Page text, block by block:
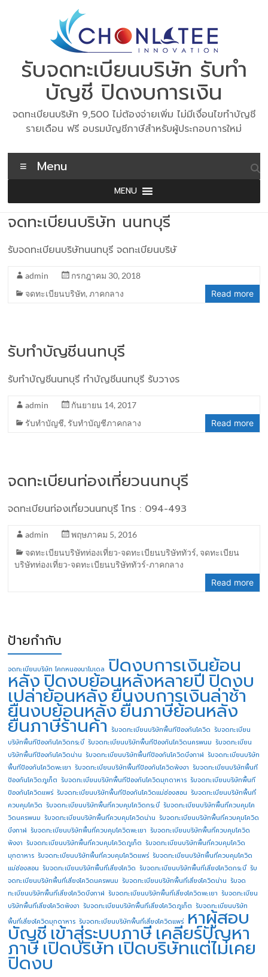
รับจดทะเบียนบริษัท รับทำ
บัญชี ปิดงบการเงิน
จดทะเบียนบริษัท 9,500 ไม่ต้องจ่ายเพิ่ม ไม่มีเงื่อนไขทำบัญชี
รายเดือน ฟรี อบรมบัญชีภาษีสำหรับผู้ประกอบการใหม่
Menu
MENU
จดทะเบียนบริษัท นนทบุรี
รับจดทะเบียนบริษัทนนทบุรี จดทะเบียนบริษั
admin
กรกฎาคม 30, 2018
จดทะเบียนบริษัท,ภาคกลาง Read more
รับทำบัญชีนนทบุรี
รับทำบัญชีนนทบุรี ทำบัญชีนนทบุรี รับวางร
admin
กันยายน 14, 2017
รับทำบัญชี, รับทำบัญชีภาคกลาง Read more
จดทะเบียนท่องเที่ยวนนทบุรี
จดทะเบียนท่องเที่ยวนนทบุรี โทร : 094-493
admin
พฤษภาคม 5, 2016
จดทะเบียนบริษัทท่องเที่ยว-จดทะเบียนบริษัททัวร์, จดทะเบียน
บริษัทท่องเที่ยว-จดทะเบียนบริษัททัวร์-ภาคกลาง
Read more
ป้ายกำกับ
จดทะเบียนบริษัท โคกหนองนาโมเดล ปิดงบการเงินย้อน
หลังปิดงบย้อนหลังหลายปี ปิดงบ
เปล่าย้อนหลังยื่นงบการเงินล่าช้า
ยื่นงบย้อนหลังยื่นภาษีย้อนหลัง
ยื่นภาษีร้านค้า รับจดทะเบียนบริษัทพื้นทีป้องกันโควิด รับจดทะเบียน
บริษัทพื้นทีป้องกันโควิดกระบี่ รับจดทะเบียนบริษัทพื้นทีป้องกันโควิดนครพนม รับจดทะเบียน
บริษัทพื้นทีป้องกันโควิดน่าน รับจดทะเบียนบริษัทพื้นทีป้องกันโควิดบึงกาฬ รับจดทะเบียนบริษัท
พื้นทีป้องกันโควิดพะเยา รับจดทะเบียนบริษัทพื้นทีป้องกันโควิดพังงา รับจดทะเบียนบริษัทพื้นที
ป้องกันโควิดภูเก็ต รับจดทะเบียนบริษัทพื้นทีป้องกันโควิดมุกดาหาร รับจดทะเบียนบริษัทพื้นที
ป้องกันโควิดแพร่ รับจดทะเบียนบริษัทพื้นทีป้องกันโควิดแม่ฮ่องสอน รับจดทะเบียนบริษัทพื้นที่
ควบคุมโควิด รับจดทะเบียนบริษัทพื้นที่ควบคุมโควิดกระบี่ รับจดทะเบียนบริษัทพื้นที่ควบคุมโค
วิดนครพนม รับจดทะเบียนบริษัทพื้นที่ควบคุมโควิดน่าน รับจดทะเบียนบริษัทพื้นที่ควบคุมโควิด
บึงกาฬ รับจดทะเบียนบริษัทพื้นที่ควบคุมโควิดพะเยา รับจดทะเบียนบริษัทพื้นที่ควบคุมโควิด
พังงา รับจดทะเบียนบริษัทพื้นที่ควบคุมโควิดภูเก็ต รับจดทะเบียนบริษัทพื้นที่ควบคุมโควิด
มุกดาหาร รับจดทะเบียนบริษัทพื้นที่ควบคุมโควิดแพร่ รับจดทะเบียนบริษัทพื้นที่ควบคุมโควิด
แม่ฮ่องสอน รับจดทะเบียนบริษัทพื้นที่เสี่ยงโควิด รับจดทะเบียนบริษัทพื้นที่เสี่ยงโควิดกระบี่ รับ
จดทะเบียนบริษัทพื้นที่เสี่ยงโควิดนครพนม รับจดทะเบียนบริษัทพื้นที่เสี่ยงโควิดน่าน รับจด
ทะเบียนบริษัทพื้นที่เสี่ยงโควิดบึงกาฬ รับจดทะเบียนบริษัทพื้นที่เสี่ยงโควิดพะเยา รับจดทะเบียน
บริษัทพื้นที่เสี่ยงโควิดพังงา รับจดทะเบียนบริษัทพื้นที่เสี่ยงโควิดภูเก็ต รับจดทะเบียนบริษัท
พื้นที่เสี่ยงโควิดมุกดาหาร รับจดทะเบียนบริษัทพื้นที่เสี่ยงโควิดแพร่ หาผู้สอบ
บัญชี เข้าสู่ระบบภาษี เคลียร์ปัญหา
ภาษีเปิดบริษัทเปิดบริษัทแต่ไม่เคย
ปิดงบ